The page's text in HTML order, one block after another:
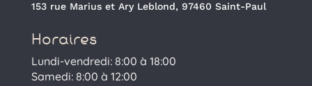
153 rue Marius et Ary Leblond, 97460 Saint-Paul
Horaires
Lundi-vendredi: 8:00 à 18:00
Samedi: 8:00 à 12:00